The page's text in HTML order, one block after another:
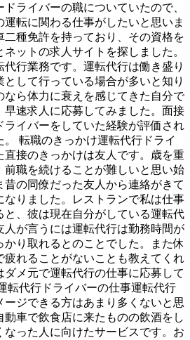
ライバーの職についていたので、
転に関わる仕事がしたいと思いま
二種免許を持っており、その資格を
ットの求人サイトを探しました。
行業務です。運転代行は働き盛り
として行っている場合が多いと知り
なら体力に衰えを感じてきた自分で
早速求人に応募してみました。面接
ライバーをしていた経験が評価され
転職のきっかけ運転代行ドライ
直接のきっかけは友人です。歳を重
前職を続けることが難しいと思い始
の同僚だった友人から連絡がきて
なりました。レストランで私は仕事
と、彼は現在自分がしている運転代
人が言うには運転代行は勤務時間が
り取れるとのことでした。また休
疲れることがないことも教えてくれ
ダメ元で運転代行の仕事に応募して
転代行ドライバーの仕事運転代行
ージできる方はあまり多くないと思
動車で飲食店に来たものの飲酒をし
った人に向けたサービスです。お